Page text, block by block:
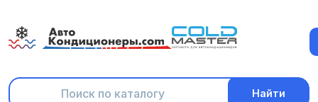
Найти